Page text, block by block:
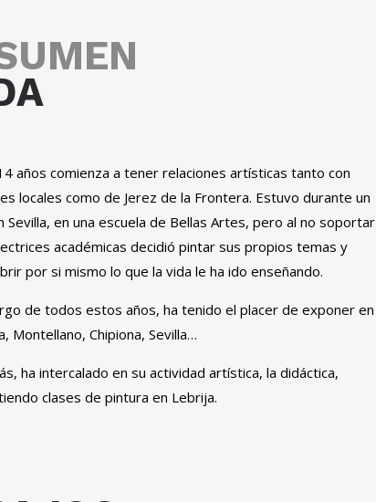
años comienza a tener relaciones artísticas tanto con
locales como de Jerez de la Frontera. Estuvo durante un
Sevilla, en una escuela de Bellas Artes, pero al no soportar
académicas decidió pintar sus propios temas y
por si mismo lo que la vida le ha ido enseñando.
de todos estos años, ha tenido el placer de exponer en
Montellano, Chipiona, Sevilla…
ha intercalado en su actividad artística, la didáctica,
clases de pintura en Lebrija.